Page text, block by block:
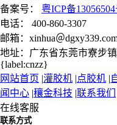
备案号： 粤ICP备13056504
电话： 400-860-3307
邮箱：xinhua＠
地址：广东省东莞市寮步
{label:cnzz}
网站首页 |灌胶机 |点胶机 |
闻中心 |穰金科技 |联系我们
在线客服
联系方式